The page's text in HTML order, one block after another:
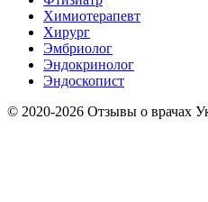
Химиотерапевт
Хирург
Эмбриолог
Эндокринолог
Эндоскопист
© 2020-2026 Отзывы о врачах